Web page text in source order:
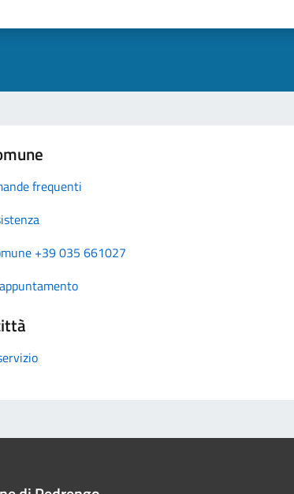
frequenti
+39 035 661027